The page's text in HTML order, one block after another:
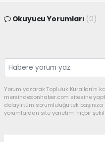
Okuyucu Yorumları (0)
Yorum yazarak Topluluk Kuralları’nı
mersindesonhaber.com sitesine
dolaylı tüm sorumluluğu tek
yorumlardan site yönetimi hiçbir